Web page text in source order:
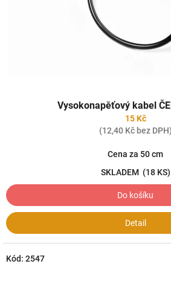
Vysokonapěťový kabel
15 Kč
(12,40 Kč bez DPH)
Cena za 50 cm
SKLADEM (18 KS)
Do košíku
Detail
Kód: 2547